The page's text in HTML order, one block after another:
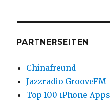
PARTNERSEITEN
Chinafreund
Jazzradio GrooveFM
Top 100 iPhone-Apps